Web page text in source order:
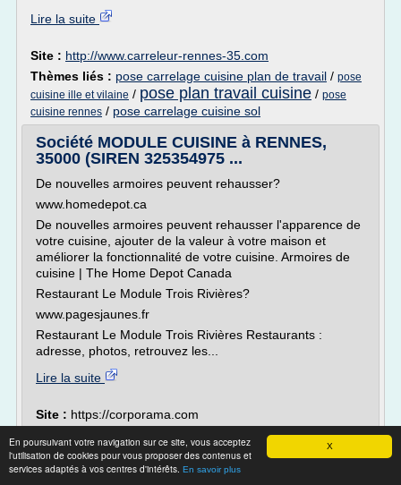
X
En poursuivant votre navigation sur ce site, vous acceptez
l'utilisation de cookies pour vous proposer des contenus et
services adaptés à vos centres d'intérêts. En savoir plus
Lire la suite
Site : http://www.carreleur-rennes-35.com
Thèmes liés : pose carrelage cuisine plan de travail / pose
cuisine ille et vilaine / pose plan travail cuisine / pose
cuisine rennes / pose carrelage cuisine sol
Société MODULE CUISINE à RENNES,
35000 (SIREN 325354975 ...
De nouvelles armoires peuvent rehausser?
www.homedepot.ca
De nouvelles armoires peuvent rehausser l'apparence de
votre cuisine, ajouter de la valeur à votre maison et
améliorer la fonctionnalité de votre cuisine. Armoires de
cuisine | The Home Depot Canada
Restaurant Le Module Trois Rivières?
www.pagesjaunes.fr
Restaurant Le Module Trois Rivières Restaurants :
adresse, photos, retrouvez les...
Lire la suite
Site : https://corporama.com
Cuisiniste en France – Installation de
cuisine